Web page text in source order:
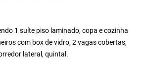
1 suíte piso laminado, copa e cozinha
com box de vidro, 2 vagas cobertas,
lateral, quintal.